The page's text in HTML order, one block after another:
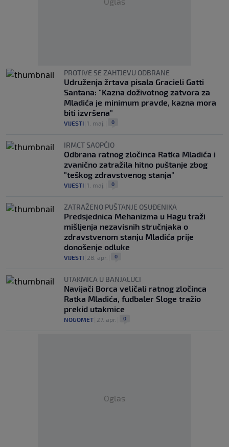
PROTIVE SE ZAHTJEVU ODBRANE
Udruženja žrtava pisala Gracieli Gatti
Santana: "Kazna doživotnog zatvora za
Mladića je minimum pravde, kazna mora
biti izvršena"
VIJESTI 1. maj. 0
IRMCT SAOPĆIO
Odbrana ratnog zločinca Ratka Mladića i
zvanično zatražila hitno puštanje zbog
"teškog zdravstvenog stanja"
VIJESTI 1. maj. 0
ZATRAŽENO PUŠTANJE OSUĐENIKA
Predsjednica Mehanizma u Hagu traži
mišljenja nezavisnih stručnjaka o
zdravstvenom stanju Mladića prije
donošenje odluke
VIJESTI 28. apr. 0
UTAKMICA U BANJALUCI
Navijači Borca veličali ratnog zločinca
Ratka Mladića, fudbaler Sloge tražio
prekid utakmice
NOGOMET 27. apr. 0
Oglas